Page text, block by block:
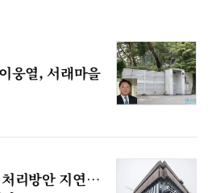
웅열, 서래마을
리방안 지연…